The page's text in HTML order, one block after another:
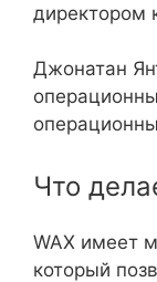
директором
Джонатан
Что
WAX имеет
который